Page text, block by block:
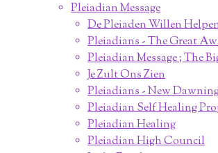
Pleiadian Message
De Pleiaden Willen
Pleiadians - The Great
Pleiadian Message ; The
Je Zult Ons Zien
Pleiadians - New
Pleiadian Self Healing
Pleiadian Healing
Pleiadian High Council